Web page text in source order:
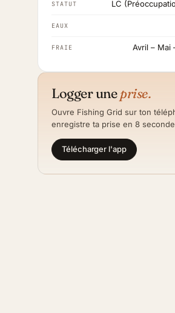
STATUT LC
EAUX
FRAIE Avril – Mai
Logger uneprise.
Ouvre Fishing Grid sur ton
enregistre ta prise en 8
Télécharger l'app